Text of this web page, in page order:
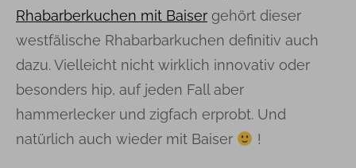
Rhabarberkuchen mit Baiser gehört dieser
westfälische Rhabarbarkuchen definitiv auch
dazu. Vielleicht nicht wirklich innovativ oder
besonders hip, auf jeden Fall aber
hammerlecker und zigfach erprobt. Und
natürlich auch wieder mit Baiser
!